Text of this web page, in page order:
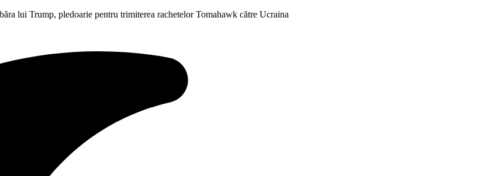
lui Trump, pledoarie pentru trimiterea rachetelor Tomahawk către Ucraina